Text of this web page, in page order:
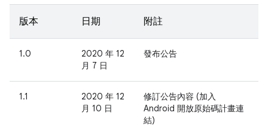
版本 日期 附註
1.0
2020 年 12
月 7 日
發布公告
1.1
2020 年 12
月 10 日
修訂公告內容 (加入
Android 開放原始碼計畫連
結)